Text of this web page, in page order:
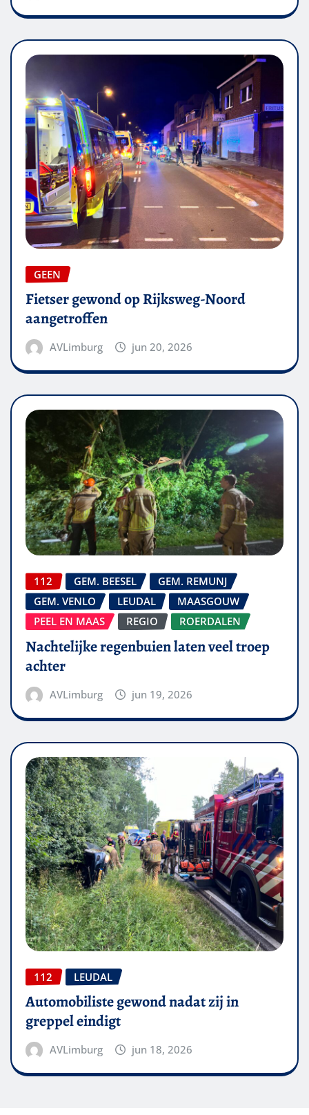
GEEN
Fietser gewond op Rijksweg-Noord
aangetroffen
AVLimburg jun 20, 2026
112 GEM. BEESEL
GEM. REMUNJ
GEM. VENLO
LEUDAL
MAASGOUW
PEEL EN MAAS
REGIO ROERDALEN
Nachtelijke regenbuien laten veel troep
achter
AVLimburg jun 19, 2026
112 LEUDAL
Automobiliste gewond nadat zij in
greppel eindigt
AVLimburg jun 18, 2026